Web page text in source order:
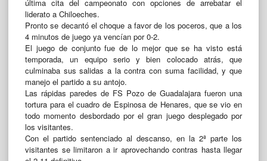
última cita del campeonato con opciones de arrebatar el
liderato a Chiloeches.
Pronto se decantó el choque a favor de los poceros, que a los
4 minutos de juego ya vencían por 0-2.
El juego de conjunto fue de lo mejor que se ha visto está
temporada, un equipo serio y bien colocado atrás, que
culminaba sus salidas a la contra con suma facilidad, y que
manejo el partido a su antojo.
Las rápidas paredes de FS Pozo de Guadalajara fueron una
tortura para el cuadro de Espinosa de Henares, que se vio en
todo momento desbordado por el gran juego desplegado por
los visitantes.
Con el partido sentenciado al descanso, en la 2ª parte los
visitantes se limitaron a ir aprovechando contras hasta llegar